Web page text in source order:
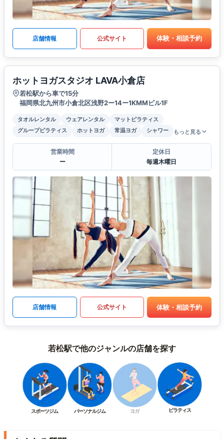
店舗情報 公式サイト 体験・相談予約
ホットヨガスタジオ LAVA小倉店
若松駅から車で15分
福岡県北九州市小倉北区浅野2ー14ー1KMMビル1F
タオルレンタル ウェアレンタル
マットピラティス
グループピラティス
ホットヨガ 常温ヨガ シャワー もっと見る
営業時間
ー
定休日
毎週木曜日
店舗情報 公式サイト 体験・相談予約
若松駅で他のジャンルの店舗を探す
スポーツジム パーソナルジム ヨガ ピラティス